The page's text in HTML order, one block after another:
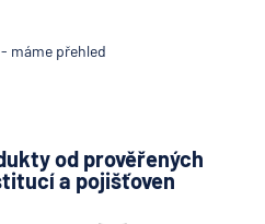
6.8.2026 Daně
máme přehled
od prověřených
a pojišťoven